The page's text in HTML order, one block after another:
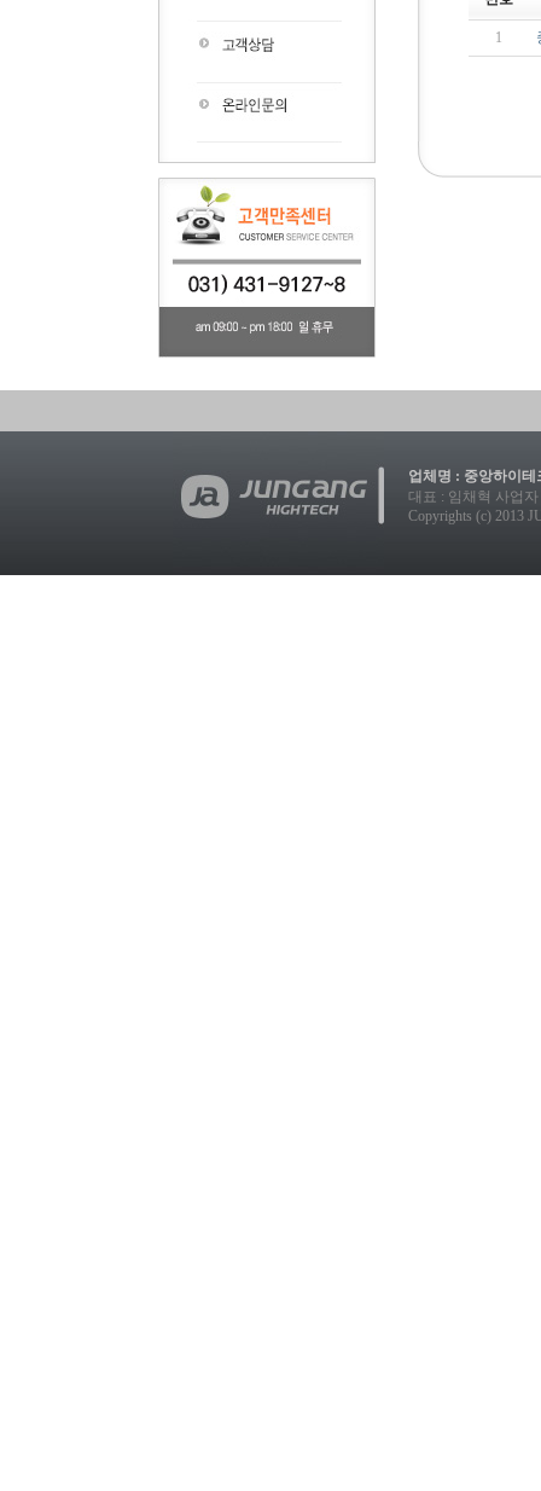
1
업체명 : 중앙하이테
대표 : 임채혁 사업자
Copyrights (c) 2013